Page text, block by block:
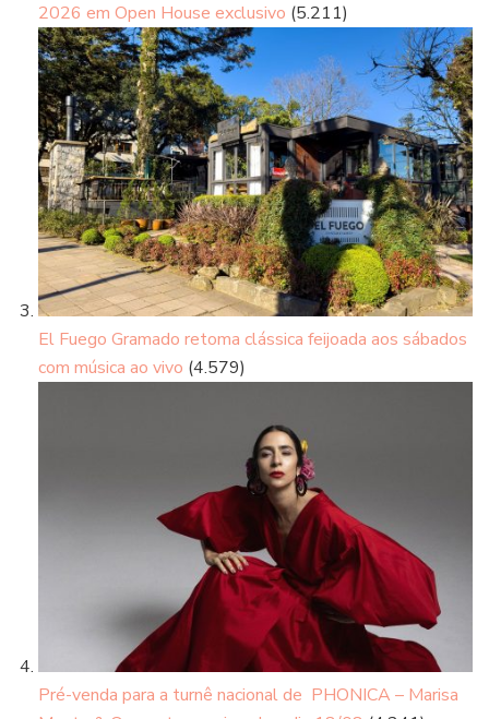
2026 em Open House exclusivo (5.211)
El Fuego Gramado retoma clássica feijoada aos sábados
com música ao vivo (4.579)
Pré-venda para a turnê nacional de PHONICA – Marisa